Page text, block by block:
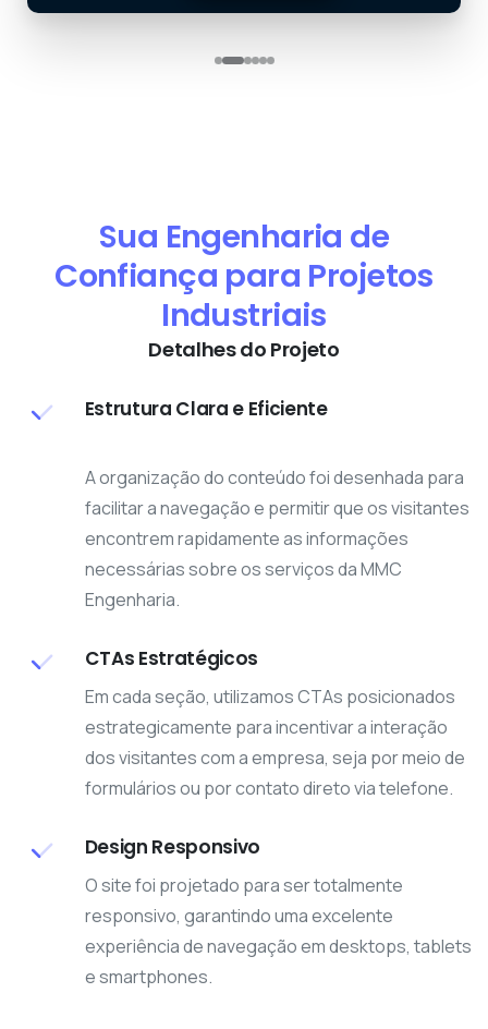
Sua Engenharia de
Confiança para Projetos
Industriais
Detalhes do Projeto
Estrutura Clara e Eficiente
A organização do conteúdo foi desenhada para
facilitar a navegação e permitir que os visitantes
encontrem rapidamente as informações
necessárias sobre os serviços da MMC
Engenharia.
CTAs Estratégicos
Em cada seção, utilizamos CTAs posicionados
estrategicamente para incentivar a interação
dos visitantes com a empresa, seja por meio de
formulários ou por contato direto via telefone.
Design Responsivo
O site foi projetado para ser totalmente
responsivo, garantindo uma excelente
experiência de navegação em desktops, tablets
e smartphones.